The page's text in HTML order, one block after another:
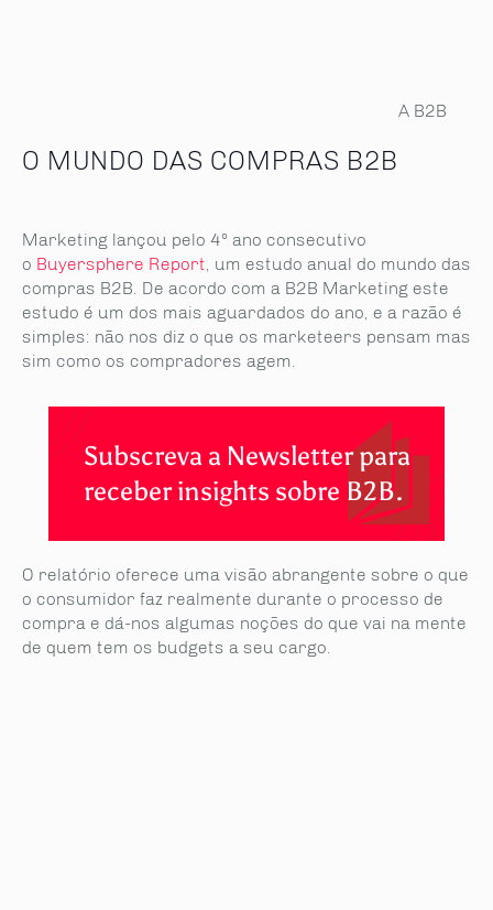
O MUNDO DAS COMPRAS B2B
A B2B
Marketing lançou pelo 4º ano consecutivo
o Buyersphere Report, um estudo anual do mundo das
compras B2B. De acordo com a B2B Marketing este
estudo é um dos mais aguardados do ano, e a razão é
simples: não nos diz o que os marketeers pensam mas
sim como os compradores agem.
Subscreva a Newsletter para
receber insights sobre B2B.
O relatório oferece uma visão abrangente sobre o que
o consumidor faz realmente durante o processo de
compra e dá-nos algumas noções do que vai na mente
de quem tem os budgets a seu cargo.